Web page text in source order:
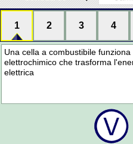
1 2 3 4
Una cella a combustibile
elettrochimico che trasforma
elettrica